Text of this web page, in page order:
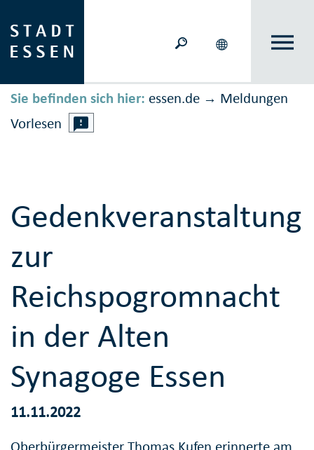
Sie befinden sich hier: essen.de → Meldungen
Vorlesen
Gedenkveranstaltung
zur
Reichspogromnacht
in der Alten
Synagoge Essen
11.11.2022
Oberbürgermeister Thomas Kufen erinnerte am